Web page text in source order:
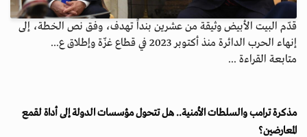
قدّم البيت الأبيض وثيقة من عشرين بنداً تهدف، وفق نص الخطة، إلى
إنهاء الحرب الدائرة منذ أكتوبر 2023 في قطاع غزّة وإطلاق ع...
متابعة القراءة ...
مذكرة ترامب والسلطات الأمنية.. هل تتحول مؤسسات الدولة إلى أداة لقمع
المعارضين؟